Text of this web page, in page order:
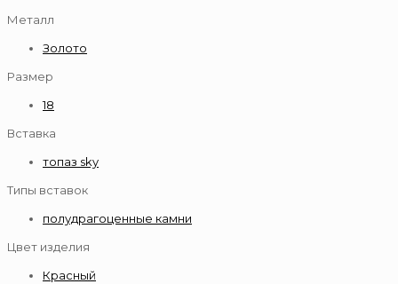
Металл
Золото
Размер
18
Вставка
топаз sky
Типы вставок
полудрагоценные камни
Цвет изделия
Красный